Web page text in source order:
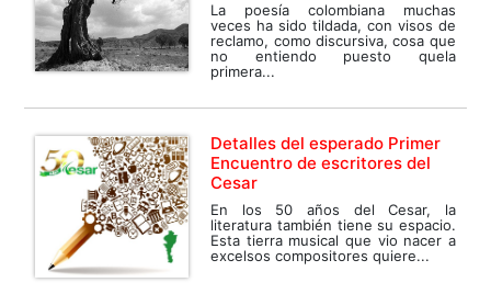
La poesía colombiana muchas
veces ha sido tildada, con visos de
reclamo, como discursiva, cosa que
no entiendo puesto quela
primera...
Detalles del esperado Primer
Encuentro de escritores del
Cesar
En los 50 años del Cesar, la
literatura también tiene su espacio.
Esta tierra musical que vio nacer a
excelsos compositores quiere...